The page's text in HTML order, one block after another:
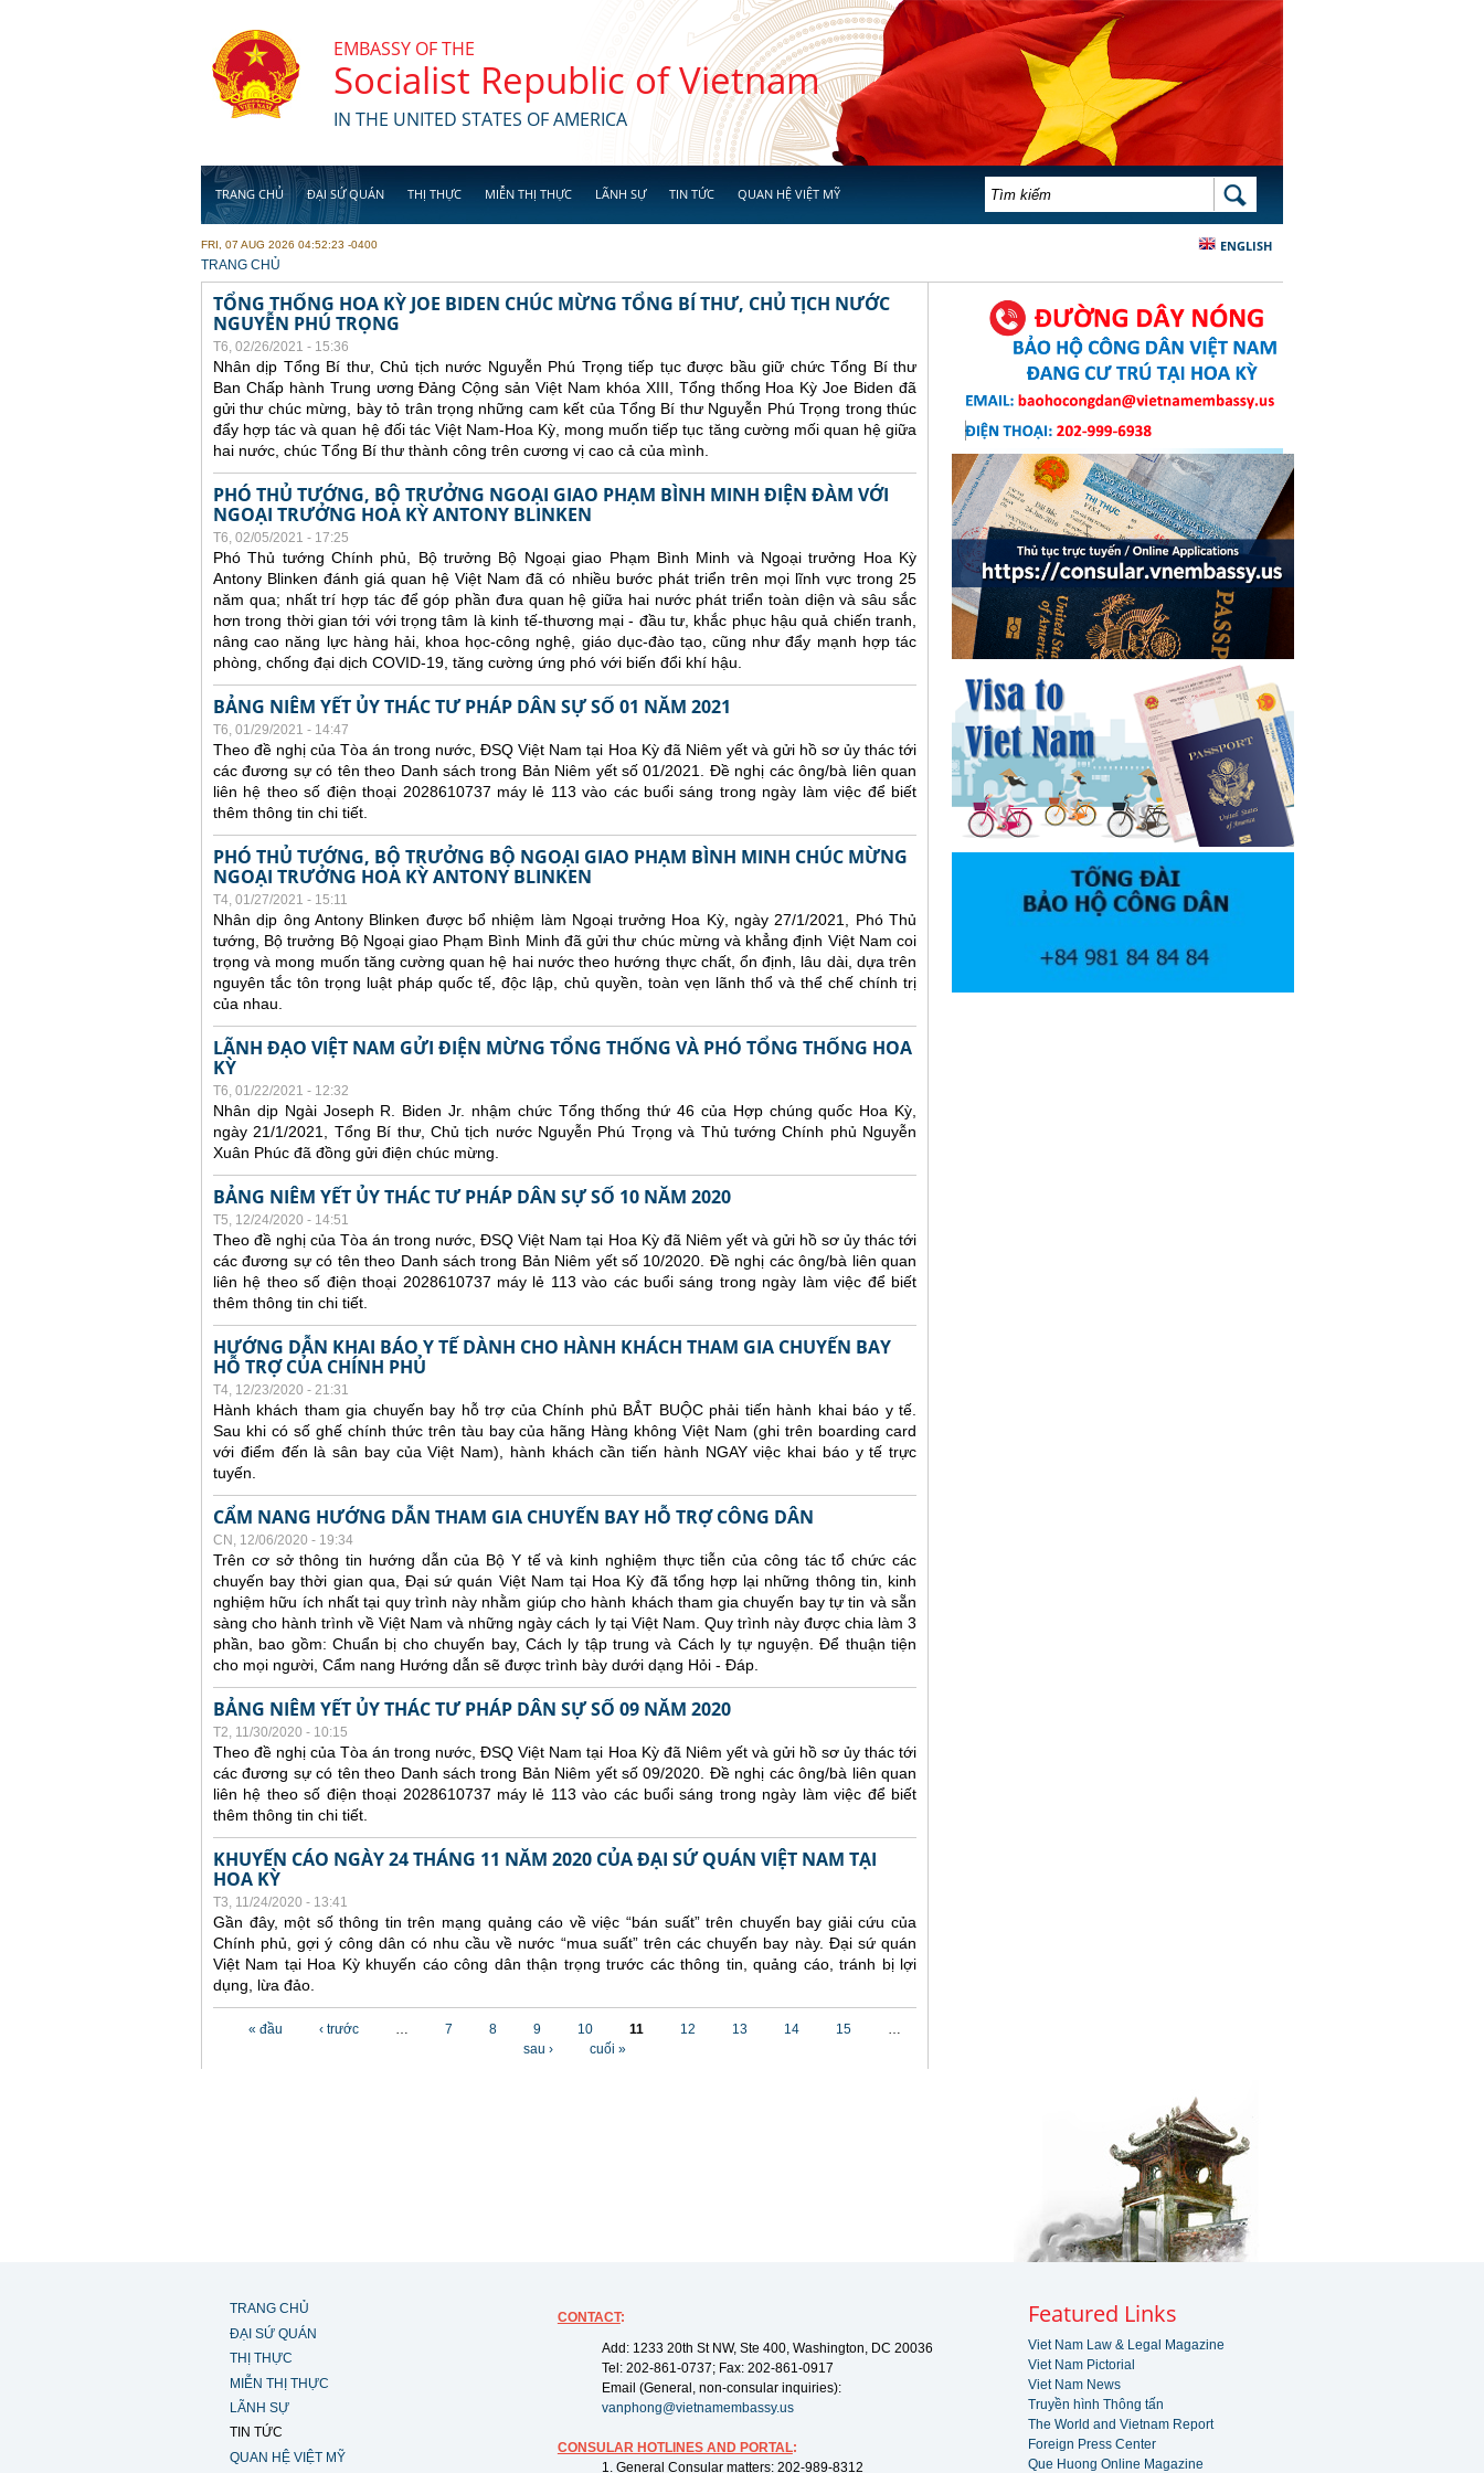
EMBASSY OF THE
Socialist Republic of Vietnam
IN THE UNITED STATES OF AMERICA
TRANG CHỦ ĐẠI SỨ QUÁN THỊ THỰC MIỄN THỊ THỰC LÃNH SỰ TIN TỨC QUAN HỆ VIỆT MỸ BIỂU MẪU TÌM KIẾM TÌM KIẾM
ENGLISH
FRI, 07 AUG 2026 04:52:23 -0400
YOU ARE HERE
TRANG CHỦ
TỔNG THỐNG HOA KỲ JOE BIDEN CHÚC MỪNG TỔNG BÍ THƯ, CHỦ TỊCH NƯỚC
NGUYỄN PHÚ TRỌNG
T6, 02/26/2021 - 15:36
Nhân dịp Tổng Bí thư, Chủ tịch nước Nguyễn Phú Trọng tiếp tục được bầu giữ chức Tổng Bí thư
Ban Chấp hành Trung ương Đảng Cộng sản Việt Nam khóa XIII, Tổng thống Hoa Kỳ Joe Biden đã
gửi thư chúc mừng, bày tỏ trân trọng những cam kết của Tổng Bí thư Nguyễn Phú Trọng trong thúc
đẩy hợp tác và quan hệ đối tác Việt Nam-Hoa Kỳ, mong muốn tiếp tục tăng cường mối quan hệ giữa
hai nước, chúc Tổng Bí thư thành công trên cương vị cao cả của mình.
PHÓ THỦ TƯỚNG, BỘ TRƯỞNG NGOẠI GIAO PHẠM BÌNH MINH ĐIỆN ĐÀM VỚI
NGOẠI TRƯỞNG HOA KỲ ANTONY BLINKEN
T6, 02/05/2021 - 17:25
Phó Thủ tướng Chính phủ, Bộ trưởng Bộ Ngoại giao Phạm Bình Minh và Ngoại trưởng Hoa Kỳ
Antony Blinken đánh giá quan hệ Việt Nam đã có nhiều bước phát triển trên mọi lĩnh vực trong 25
năm qua; nhất trí hợp tác để góp phần đưa quan hệ giữa hai nước phát triển toàn diện và sâu sắc
hơn trong thời gian tới với trọng tâm là kinh tế-thương mại - đầu tư, khắc phục hậu quả chiến tranh,
nâng cao năng lực hàng hải, khoa học-công nghệ, giáo dục-đào tạo, cũng như đẩy mạnh hợp tác
phòng, chống đại dịch COVID-19, tăng cường ứng phó với biến đổi khí hậu.
BẢNG NIÊM YẾT ỦY THÁC TƯ PHÁP DÂN SỰ SỐ 01 NĂM 2021
T6, 01/29/2021 - 14:47
Theo đề nghị của Tòa án trong nước, ĐSQ Việt Nam tại Hoa Kỳ đã Niêm yết và gửi hồ sơ ủy thác tới
các đương sự có tên theo Danh sách trong Bản Niêm yết số 01/2021. Đề nghị các ông/bà liên quan
liên hệ theo số điện thoại 2028610737 máy lẻ 113 vào các buổi sáng trong ngày làm việc để biết
thêm thông tin chi tiết.
PHÓ THỦ TƯỚNG, BỘ TRƯỞNG BỘ NGOẠI GIAO PHẠM BÌNH MINH CHÚC MỪNG
NGOẠI TRƯỞNG HOA KỲ ANTONY BLINKEN
T4, 01/27/2021 - 15:11
Nhân dịp ông Antony Blinken được bổ nhiệm làm Ngoại trưởng Hoa Kỳ, ngày 27/1/2021, Phó Thủ
tướng, Bộ trưởng Bộ Ngoại giao Phạm Bình Minh đã gửi thư chúc mừng và khẳng định Việt Nam coi
trọng và mong muốn tăng cường quan hệ hai nước theo hướng thực chất, ổn định, lâu dài, dựa trên
nguyên tắc tôn trọng luật pháp quốc tế, độc lập, chủ quyền, toàn vẹn lãnh thổ và thể chế chính trị
của nhau.
LÃNH ĐẠO VIỆT NAM GỬI ĐIỆN MỪNG TỔNG THỐNG VÀ PHÓ TỔNG THỐNG HOA
KỲ
T6, 01/22/2021 - 12:32
Nhân dịp Ngài Joseph R. Biden Jr. nhậm chức Tổng thống thứ 46 của Hợp chúng quốc Hoa Kỳ,
ngày 21/1/2021, Tổng Bí thư, Chủ tịch nước Nguyễn Phú Trọng và Thủ tướng Chính phủ Nguyễn
Xuân Phúc đã đồng gửi điện chúc mừng.
BẢNG NIÊM YẾT ỦY THÁC TƯ PHÁP DÂN SỰ SỐ 10 NĂM 2020
T5, 12/24/2020 - 14:51
Theo đề nghị của Tòa án trong nước, ĐSQ Việt Nam tại Hoa Kỳ đã Niêm yết và gửi hồ sơ ủy thác tới
các đương sự có tên theo Danh sách trong Bản Niêm yết số 10/2020. Đề nghị các ông/bà liên quan
liên hệ theo số điện thoại 2028610737 máy lẻ 113 vào các buổi sáng trong ngày làm việc để biết
thêm thông tin chi tiết.
HƯỚNG DẪN KHAI BÁO Y TẾ DÀNH CHO HÀNH KHÁCH THAM GIA CHUYẾN BAY
HỖ TRỢ CỦA CHÍNH PHỦ
T4, 12/23/2020 - 21:31
Hành khách tham gia chuyến bay hỗ trợ của Chính phủ BẮT BUỘC phải tiến hành khai báo y tế.
Sau khi có số ghế chính thức trên tàu bay của hãng Hàng không Việt Nam (ghi trên boarding card
với điểm đến là sân bay của Việt Nam), hành khách cần tiến hành NGAY việc khai báo y tế trực
tuyến.
CẨM NANG HƯỚNG DẪN THAM GIA CHUYẾN BAY HỖ TRỢ CÔNG DÂN
CN, 12/06/2020 - 19:34
Trên cơ sở thông tin hướng dẫn của Bộ Y tế và kinh nghiệm thực tiễn của công tác tổ chức các
chuyến bay thời gian qua, Đại sứ quán Việt Nam tại Hoa Kỳ đã tổng hợp lại những thông tin, kinh
nghiệm hữu ích nhất tại quy trình này nhằm giúp cho hành khách tham gia chuyến bay tự tin và sẵn
sàng cho hành trình về Việt Nam và những ngày cách ly tại Việt Nam. Quy trình này được chia làm 3
phần, bao gồm: Chuẩn bị cho chuyến bay, Cách ly tập trung và Cách ly tự nguyện. Để thuận tiện
cho mọi người, Cẩm nang Hướng dẫn sẽ được trình bày dưới dạng Hỏi - Đáp.
BẢNG NIÊM YẾT ỦY THÁC TƯ PHÁP DÂN SỰ SỐ 09 NĂM 2020
T2, 11/30/2020 - 10:15
Theo đề nghị của Tòa án trong nước, ĐSQ Việt Nam tại Hoa Kỳ đã Niêm yết và gửi hồ sơ ủy thác tới
các đương sự có tên theo Danh sách trong Bản Niêm yết số 09/2020. Đề nghị các ông/bà liên quan
liên hệ theo số điện thoại 2028610737 máy lẻ 113 vào các buổi sáng trong ngày làm việc để biết
thêm thông tin chi tiết.
KHUYẾN CÁO NGÀY 24 THÁNG 11 NĂM 2020 CỦA ĐẠI SỨ QUÁN VIỆT NAM TẠI
HOA KỲ
T3, 11/24/2020 - 13:41
Gần đây, một số thông tin trên mạng quảng cáo về việc “bán suất” trên chuyến bay giải cứu của
Chính phủ, gợi ý công dân có nhu cầu về nước “mua suất” trên các chuyến bay này. Đại sứ quán
Việt Nam tại Hoa Kỳ khuyến cáo công dân thận trọng trước các thông tin, quảng cáo, tránh bị lợi
dụng, lừa đảo.
Các trang
« đầu ‹ trước … 7 8 9 10 11 12 13 14 15
…
sau ›
cuối »
TRANG CHỦ
ĐẠI SỨ QUÁN
THỊ THỰC
MIỄN THỊ THỰC
LÃNH SỰ
TIN TỨC
QUAN HỆ VIỆT MỸ
CONTACT:
Add: 1233 20th St NW, Ste 400, Washington, DC 20036
Tel: 202-861-0737; Fax: 202-861-0917
Email (General, non-consular inquiries):
vanphong@vietnamembassy.us
CONSULAR HOTLINES AND PORTAL:
1. General Consular matters: 202-989-8312
Featured Links
Viet Nam Law & Legal Magazine
Viet Nam Pictorial
Viet Nam News
Truyền hình Thông tấn
The World and Vietnam Report
Foreign Press Center
Que Huong Online Magazine